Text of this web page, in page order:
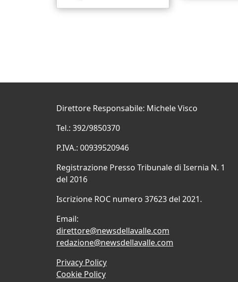
Direttore Responsabile: Michele Visco
Tel.: 392/9850370
P.IVA.: 00939520946
Registrazione Presso Tribunale di Isernia N. 1
del 2016
Iscrizione ROC numero 37623 del 2021.
Email:
direttore@newsdellavalle.com
redazione@newsdellavalle.com
Privacy Policy
Cookie Policy